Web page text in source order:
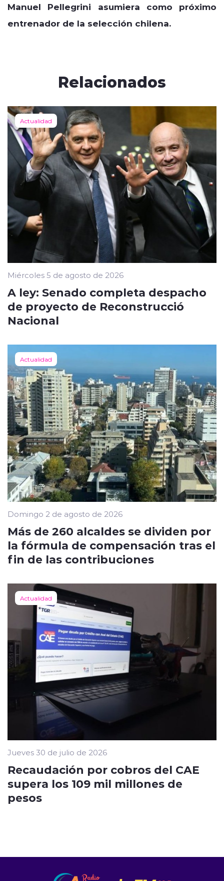
Manuel Pellegrini asumiera como próximo
entrenador de la selección chilena.
Relacionados
Actualidad
Miércoles 5 de agosto de 2026
A ley: Senado completa despacho
de proyecto de Reconstrucció
Nacional
Actualidad
Domingo 2 de agosto de 2026
Más de 260 alcaldes se dividen por
la fórmula de compensación tras el
fin de las contribuciones
Actualidad
Jueves 30 de julio de 2026
Recaudación por cobros del CAE
supera los 109 mil millones de
pesos